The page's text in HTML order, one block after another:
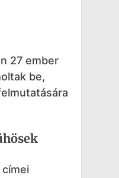
27 ember
be,